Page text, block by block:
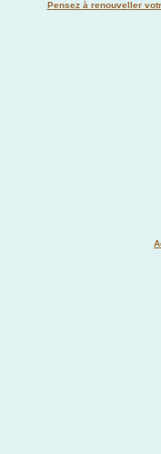
Pensez à renouveller